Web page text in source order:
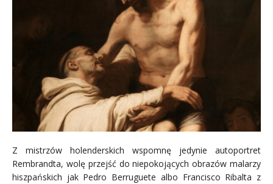
Z mistrzów holenderskich wspomnę jedynie autoportret
Rembrandta, wolę przejść do niepokojących obrazów malarzy
hiszpańskich jak Pedro Berruguete albo Francisco Ribalta z